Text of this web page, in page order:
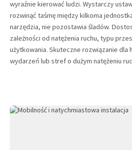
wyraźnie kierować ludzi. Wystarczy
rozwinąć taśmę między kilkoma
narzędzia, nie pozostawia śladów.
zależności od natężenia ruchu, typu
użytkowania. Skuteczne rozwiązanie dla
wydarzeń lub stref o dużym natężeniu